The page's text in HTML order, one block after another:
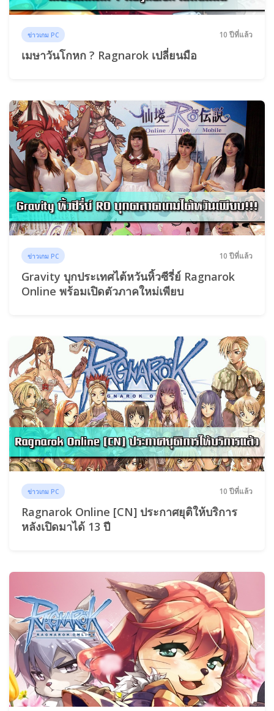
ข่าวเกม PC 10 ปีที่แล้ว
เมษาวันโกหก ? Ragnarok เปลี่ยนมือ
ข่าวเกม PC 10 ปีที่แล้ว
Gravity บุกประเทศไต้หวันหิ้วซีรี่ย์ Ragnarok
Online พร้อมเปิดตัวภาคใหม่เพียบ
ข่าวเกม PC 10 ปีที่แล้ว
Ragnarok Online [CN] ประกาศยุติให้บริการ
หลังเปิดมาได้ 13 ปี